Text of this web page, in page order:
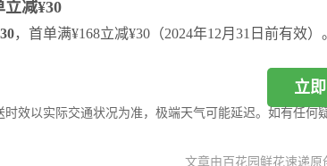
立减¥30
，首单满¥168立减¥30（2024年12月31日前有效
立
时效以实际交通状况为准，极端天气可能延迟。如有任何
文章由百花园鲜花速递原